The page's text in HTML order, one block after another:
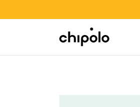
Chipolo - Home page
Integrationen